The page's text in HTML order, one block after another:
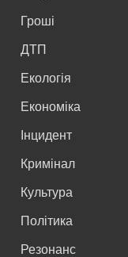
Гроші
ДТП
Екологія
Економіка
Інцидент
Кримінал
Культура
Політика
Резонанс